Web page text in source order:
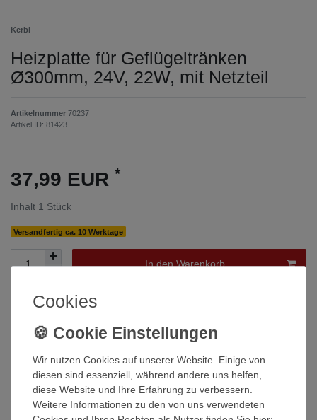
Kerbl
Heizplatte für Geflügeltränken
Ø300mm, 24V, 22W, mit Netzteil
Artikelnummer 70237
Artikel ID: 81423
37,99 EUR *
Inhalt 1 Stück
Versandfertig ca. 10 Werktage
In den Warenkorb
Wunschliste
Cookies
Wir nutzen Cookies auf unserer Website. Einige von
diesen sind essenziell, während andere uns helfen,
diese Website und Ihre Erfahrung zu verbessern.
Weitere Informationen zu den von uns verwendeten